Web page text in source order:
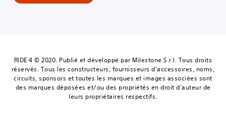
RIDE 4 © 2020. Publié et développé par Milestone S.r.l. Tous droits
réservés. Tous les constructeurs, fournisseurs d'accessoires, noms,
circuits, sponsors et toutes les marques et images associées sont
des marques déposées et/ou des propriétés en droit d'auteur de
leurs propriétaires respectifs.